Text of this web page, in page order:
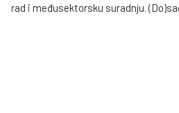
rad i međusektorsku suradnju.